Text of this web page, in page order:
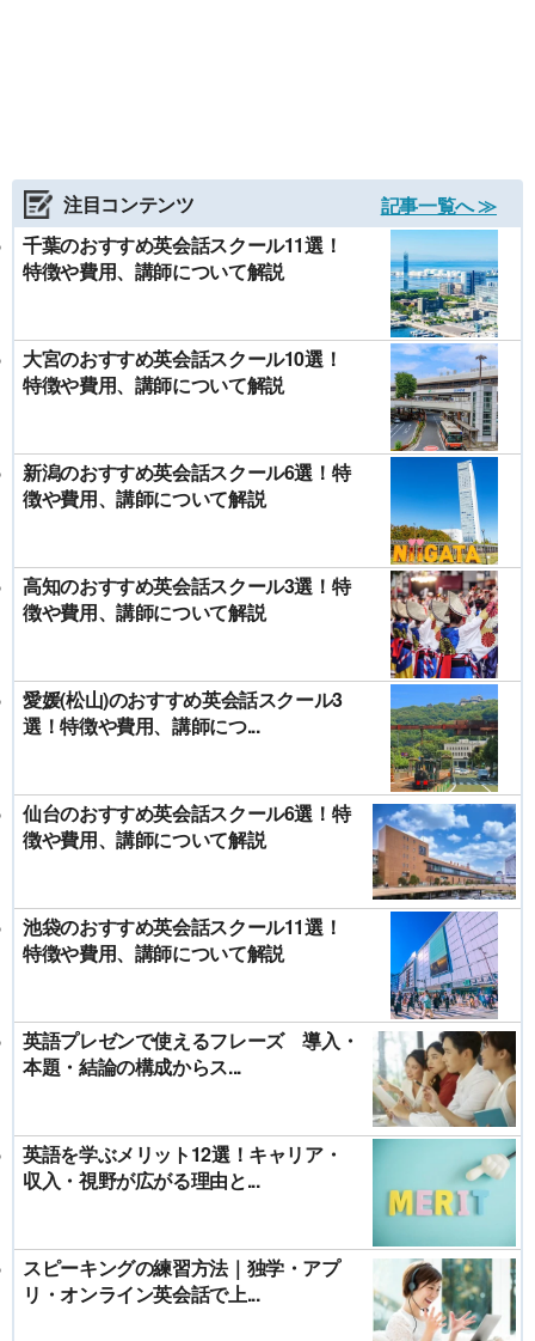
注目コンテンツ
記事一覧へ ≫
千葉のおすすめ英会話スクール11選！
特徴や費用、講師について解説
大宮のおすすめ英会話スクール10選！
特徴や費用、講師について解説
新潟のおすすめ英会話スクール6選！特
徴や費用、講師について解説
高知のおすすめ英会話スクール3選！特
徴や費用、講師について解説
愛媛(松山)のおすすめ英会話スクール3
選！特徴や費用、講師につ...
仙台のおすすめ英会話スクール6選！特
徴や費用、講師について解説
池袋のおすすめ英会話スクール11選！
特徴や費用、講師について解説
英語プレゼンで使えるフレーズ 導入・
本題・結論の構成からス...
英語を学ぶメリット12選！キャリア・
収入・視野が広がる理由と...
スピーキングの練習方法｜独学・アプ
リ・オンライン英会話で上...